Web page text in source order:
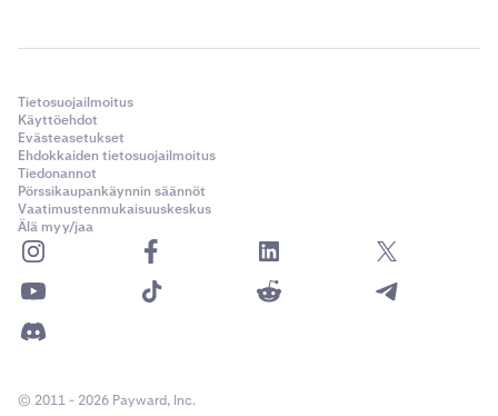
Tietosuojailmoitus
Käyttöehdot
Evästeasetukset
Ehdokkaiden tietosuojailmoitus
Tiedonannot
Pörssikaupankäynnin säännöt
Vaatimustenmukaisuuskeskus
Älä myy/jaa
© 2011 - 2026 Payward, Inc.